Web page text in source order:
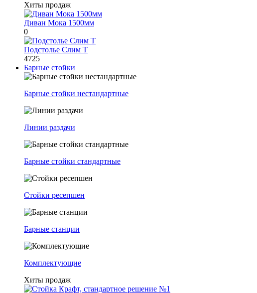
Хиты продаж
Диван Мока 1500мм
0
Подстолье Слим Т
4725
Барные стойки
Барные стойки нестандартные
Линии раздачи
Барные стойки стандартные
Стойки ресепшен
Барные станции
Комплектующие
Хиты продаж